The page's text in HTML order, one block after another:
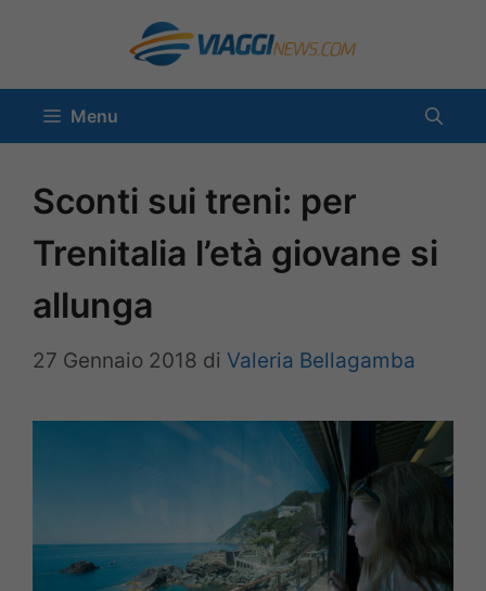
contenuto
Menu
Sconti sui treni: per
Trenitalia l’età giovane si
allunga
27 Gennaio 2018 di Valeria Bellagamba